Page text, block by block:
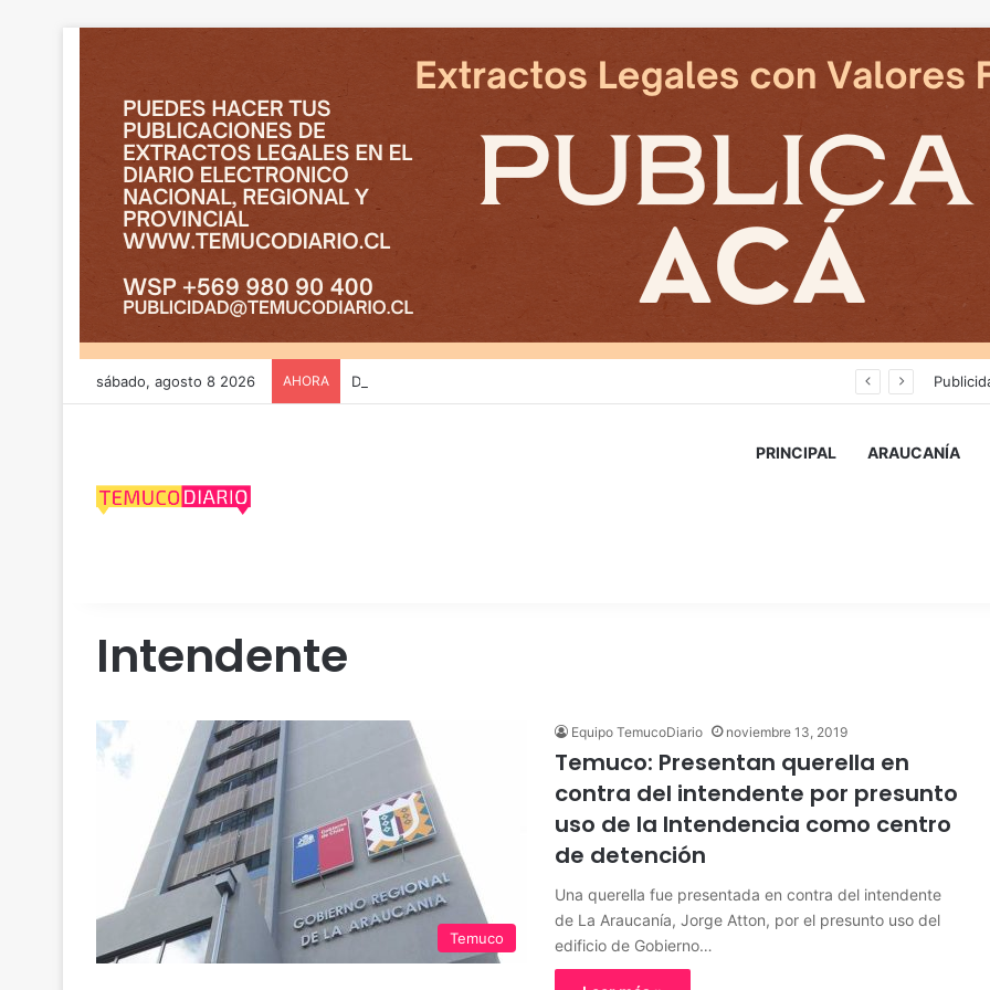
sábado, agosto 8 2026 AHORA
PRINCIPAL ARAUCANÍA
Intendente
Temuco
Equipo TemucoDiario noviembre 13, 2019
Temuco: Presentan querella en
contra del intendente por presunto
uso de la Intendencia como centro
de detención
Una querella fue presentada en contra del intendente
de La Araucanía, Jorge Atton, por el presunto uso del
edificio de Gobierno…